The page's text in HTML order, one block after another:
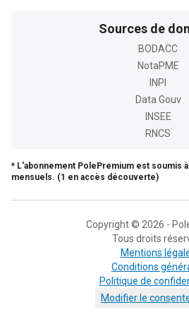
Sources de
BODACC
NotaPME
INPI
Data Gouv
INSEE
RNCS
* L'abonnement PolePremium est soumis à
mensuels. (1 en accès découverte)
Copyright © 2026 -
Tous droits
Mentions
Conditions
Politique de
Modifier le